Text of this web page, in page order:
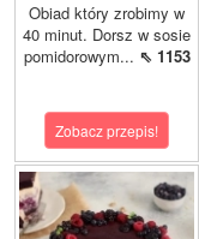
Obiad który zrobimy w
40 minut. Dorsz w sosie
pomidorowym... ⇖ 1153
Zobacz przepis!